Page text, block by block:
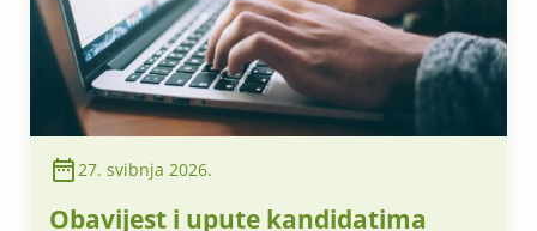
27. svibnja 2026.
Obavijest i upute kandidatima